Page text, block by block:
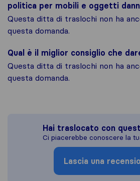
politica per mobili e oggetti
Questa ditta di traslochi non ha
questa domanda.
Qual è il miglior consiglio che
Questa ditta di traslochi non ha
questa domanda.
Hai traslocato con
Ci piacerebbe conoscere la
Lascia una